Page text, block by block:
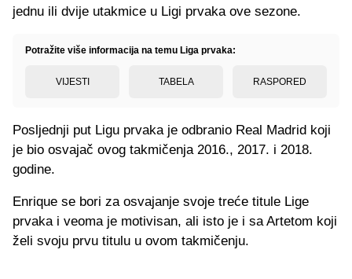
jednu ili dvije utakmice u Ligi prvaka ove sezone.
Potražite više informacija na temu Liga prvaka:
VIJESTI TABELA RASPORED
Posljednji put Ligu prvaka je odbranio Real Madrid koji
je bio osvajač ovog takmičenja 2016., 2017. i 2018.
godine.
Enrique se bori za osvajanje svoje treće titule Lige
prvaka i veoma je motivisan, ali isto je i sa Artetom koji
želi svoju prvu titulu u ovom takmičenju.